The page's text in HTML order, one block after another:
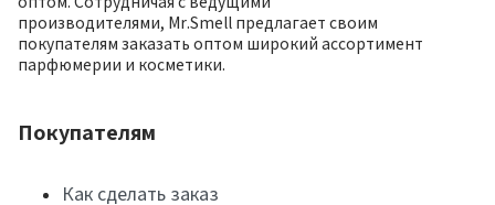
производителями, Mr.Smell предлагает своим
покупателям заказать оптом широкий ассортимент
парфюмерии и косметики.
Покупателям
Как сделать заказ